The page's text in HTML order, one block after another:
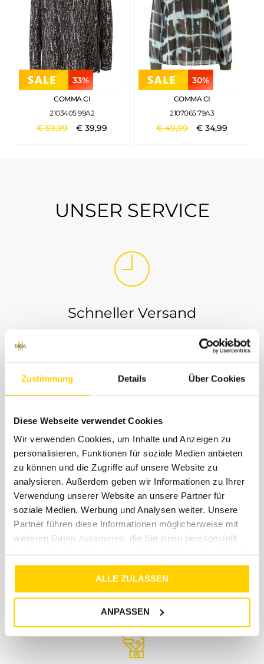
Zustimmung Details Über Cookies
Diese Webseite verwendet Cookies
Wir verwenden Cookies, um Inhalte und Anzeigen zu
personalisieren, Funktionen für soziale Medien anbieten
zu können und die Zugriffe auf unsere Website zu
analysieren. Außerdem geben wir Informationen zu Ihrer
Verwendung unserer Website an unsere Partner für
soziale Medien, Werbung und Analysen weiter. Unsere
Partner führen diese Informationen möglicherweise mit
weiteren Daten zusammen, die Sie ihnen bereitgestellt
gesammelt haben.
ALLE ZULASSEN
ANPASSEN
33%
COMMA CI
2103405 99A2
€59,99 €39,99
30%
COMMA CI
2107065 79A3
€49,99 €34,99
UNSER SERVICE
Schneller Versand
Wir versenden innerhalb von 3-5 Werktagen per
uns einen DHL Tracking Link, so dass du immer ganz
genau weißt, wo dein Paket ist und wann es bei dir
Kostengünstiger Versand
Den größten Teil der Versandkosten übernehmen
wir für dich. Einen kleinen Anteil von 4,99€
berechnen wir dir einmalig pro Bestellung für
Rückversand im Falle einer Retoure ist immer
kostenlos. Jeder Bestellung legen wir ein
kostenloses Retourenlabel von DHL bei. ( Innerhalb
DE )